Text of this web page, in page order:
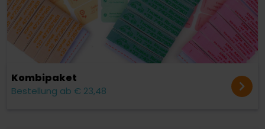
Kombipaket
Bestellung ab € 23,48